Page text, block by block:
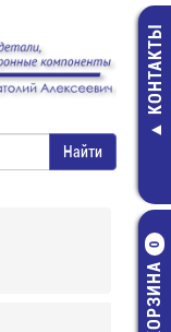
КОНТАКТЫ
КОРЗИНА
0